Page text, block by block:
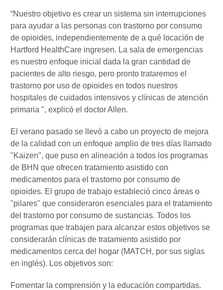
“Nuestro objetivo es crear un sistema sin interrupciones
para ayudar a las personas con trastorno por consumo
de opioides, independientemente de a qué locación de
Hartford HealthCare ingresen. La sala de emergencias
es nuestro enfoque inicial dada la gran cantidad de
pacientes de alto riesgo, pero pronto trataremos el
trastorno por uso de opioides en todos nuestros
hospitales de cuidados intensivos y clínicas de atención
primaria ", explicó el doctor Allen.
El verano pasado se llevó a cabo un proyecto de mejora
de la calidad con un enfoque amplio de tres días llamado
"Kaizen", que puso en alineación a todos los programas
de BHN que ofrecen tratamiento asistido con
medicamentos para el trastorno por consumo de
opioides. El grupo de trabajo estableció cinco áreas o
"pilares" que consideraron esenciales para el tratamiento
del trastorno por consumo de sustancias. Todos los
programas que trabajen para alcanzar estos objetivos se
considerarán clínicas de tratamiento asistido por
medicamentos cerca del hogar (MATCH, por sus siglas
en inglés). Los objetivos son:
Fomentar la comprensión y la educación compartidas.